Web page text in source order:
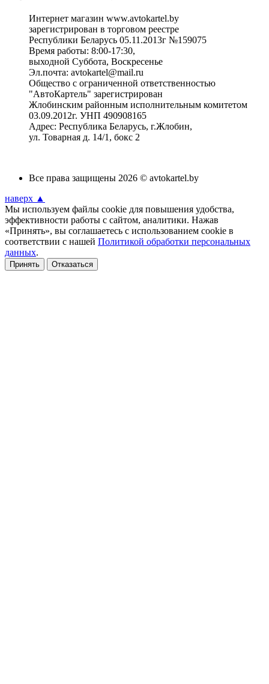
Интернет магазин www.avtokartel.by
зарегистрирован в торговом реестре
Республики Беларусь 05.11.2013г №159075
Время работы: 8:00-17:30,
выходной Суббота, Воскресенье
Эл.почта: avtokartel@mail.ru
Общество с ограниченной ответственностью
"АвтоКартель" зарегистрирован
Жлобинским районным исполнительным комитетом
03.09.2012г. УНП 490908165
Адрес: Республика Беларусь, г.Жлобин,
ул. Товарная д. 14/1, бокс 2
Все права защищены 2026 © avtokartel.by
наверх ▲
Мы используем файлы cookie для повышения удобства,
эффективности работы с сайтом, аналитики. Нажав
«Принять», вы соглашаетесь с использованием cookie в
соответствии с нашей Политикой обработки персональных
данных.
Принять Отказаться